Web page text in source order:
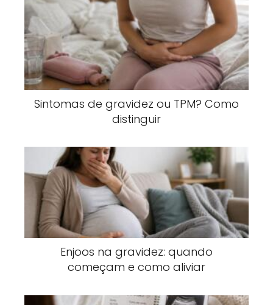
Sintomas de gravidez ou TPM? Como
distinguir
Enjoos na gravidez: quando
começam e como aliviar